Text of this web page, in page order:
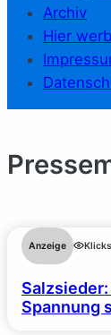
Archiv
Hier
Anzeige
Spannung